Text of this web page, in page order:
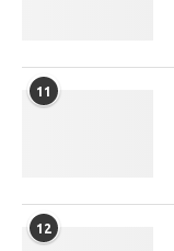
11
12